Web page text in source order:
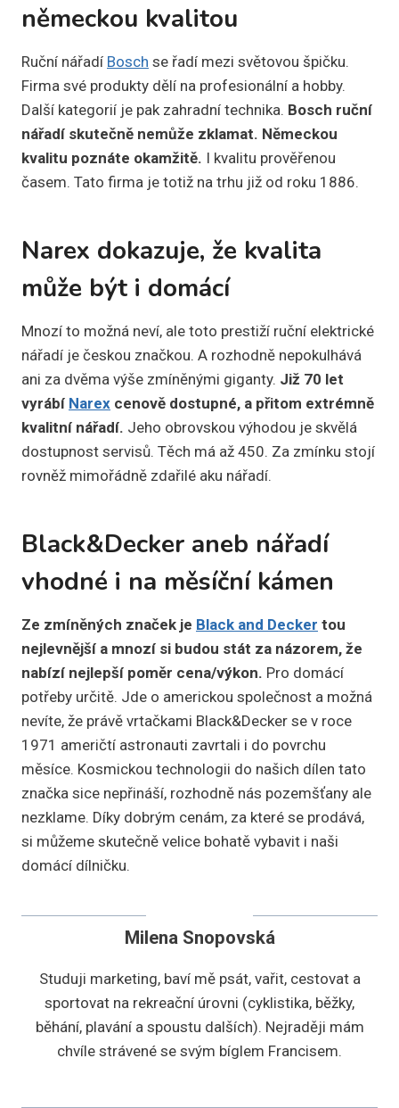
německou kvalitou
Ruční nářadí Bosch se řadí mezi světovou špičku.
Firma své produkty dělí na profesionální a hobby.
Další kategorií je pak zahradní technika. Bosch ruční
nářadí skutečně nemůže zklamat. Německou
kvalitu poznáte okamžitě. I kvalitu prověřenou
časem. Tato firma je totiž na trhu již od roku 1886.
Narex dokazuje, že kvalita
může být i domácí
Mnozí to možná neví, ale toto prestiží ruční elektrické
nářadí je českou značkou. A rozhodně nepokulhává
ani za dvěma výše zmíněnými giganty. Již 70 let
vyrábí Narex cenově dostupné, a přitom extrémně
kvalitní nářadí. Jeho obrovskou výhodou je skvělá
dostupnost servisů. Těch má až 450. Za zmínku stojí
rovněž mimořádně zdařilé aku nářadí.
Black&Decker aneb nářadí
vhodné i na měsíční kámen
Ze zmíněných značek je Black and Decker tou
nejlevnější a mnozí si budou stát za názorem, že
nabízí nejlepší poměr cena/výkon. Pro domácí
potřeby určitě. Jde o americkou společnost a možná
nevíte, že právě vrtačkami Black&Decker se v roce
1971 američtí astronauti zavrtali i do povrchu
měsíce. Kosmickou technologii do našich dílen tato
značka sice nepřináší, rozhodně nás pozemšťany ale
nezklame. Díky dobrým cenám, za které se prodává,
si můžeme skutečně velice bohatě vybavit i naši
domácí dílničku.
Milena Snopovská
Studuji marketing, baví mě psát, vařit, cestovat a
sportovat na rekreační úrovni (cyklistika, běžky,
běhání, plavání a spoustu dalších). Nejraději mám
chvíle strávené se svým bíglem Francisem.